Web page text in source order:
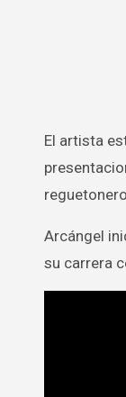
El artista estadounidense vuelve a nuestro país en el marco de su tour SE+M. Arcángel ha anunciado diversas
Arcángel
su carrera